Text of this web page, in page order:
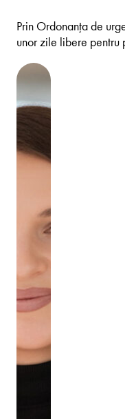
Prin Ordonanța de
unor zile libere